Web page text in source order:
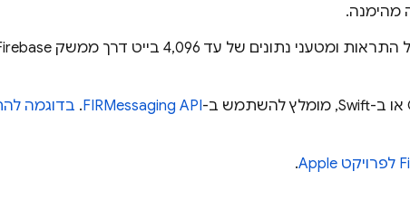
FIRMessaging API
. בדוגמה
.